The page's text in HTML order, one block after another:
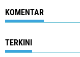
KOMENTAR
TERKINI